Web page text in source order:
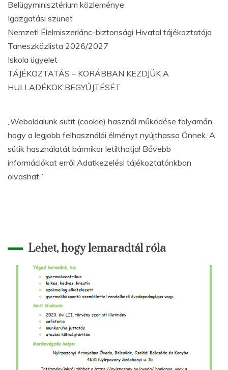
Belügyminisztérium közleménye
Igazgatási szünet
Nemzeti Élelmiszerlánc-biztonsági Hivatal tájékoztatója
Taneszközlista 2026/2027
Iskola ügyelet
TÁJÉKOZTATÁS – KORÁBBAN KEZDJÜK A
HULLADÉKOK BEGYŰJTÉSÉT
„Weboldalunk sütit (cookie) használ működése folyamán,
hogy a legjobb felhasználói élményt nyújthassa Önnek. A
sütik használatát bármikor letilthatja! Bővebb
információkat erről Adatkezelési tájékoztatónkban
olvashat.”
Lehet, hogy lemaradtál róla